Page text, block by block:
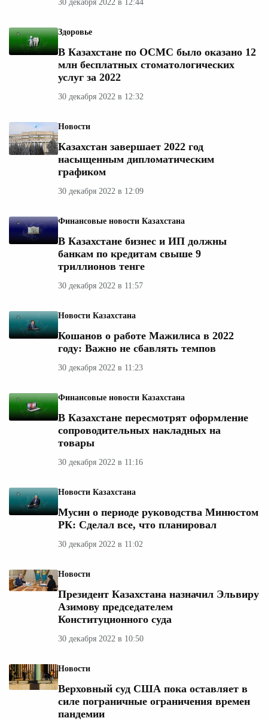
30 декабря 2022 в 12:44
Здоровье
В Казахстане по ОСМС было оказано 12
млн бесплатных стоматологических
услуг за 2022
30 декабря 2022 в 12:32
Новости
Казахстан завершает 2022 год
насыщенным дипломатическим
графиком
30 декабря 2022 в 12:09
Финансовые новости Казахстана
В Казахстане бизнес и ИП должны
банкам по кредитам свыше 9
триллионов тенге
30 декабря 2022 в 11:57
Новости Казахстана
Кошанов о работе Мажилиса в 2022
году: Важно не сбавлять темпов
30 декабря 2022 в 11:23
Финансовые новости Казахстана
В Казахстане пересмотрят оформление
сопроводительных накладных на
товары
30 декабря 2022 в 11:16
Новости Казахстана
Мусин о периоде руководства Минюстом
РК: Сделал все, что планировал
30 декабря 2022 в 11:02
Новости
Президент Казахстана назначил Эльвиру
Азимову председателем
Конституционного суда
30 декабря 2022 в 10:50
Новости
Верховный суд США пока оставляет в
силе пограничные ограничения времен
пандемии